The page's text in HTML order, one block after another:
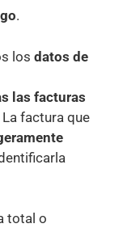
.
los datos de
las facturas
factura que
total o